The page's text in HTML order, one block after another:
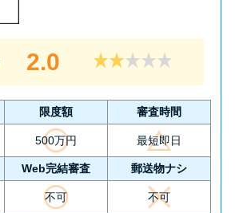
2.0
限度額 審査時間
500万円 最短即日
Web完結審査 郵送物ナシ
不可 不可